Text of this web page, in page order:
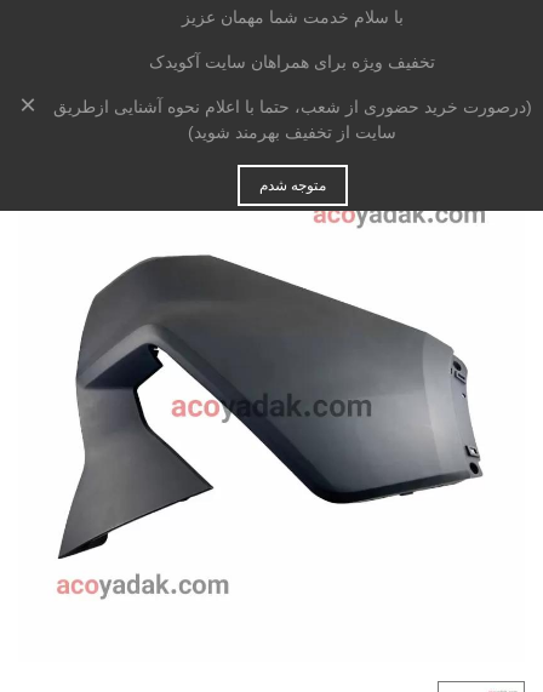
خانه > بدنه > سپر > گوشه سپر عقب راست هایما 8s
با سلام خدمت شما مهمان عزیز
تخفیف ویژه برای همراهان سایت آکویدک
(درصورت خرید حضوری از شعب، حتما با اعلام نحوه آشنایی ازطریق
سایت از تخفیف بهرمند شوید)
متوجه شدم
×